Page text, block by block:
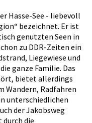
Hasse-See - liebevoll
bezeichnet. Er ist
genutzten Seen in
zu DDR-Zeiten ein
Liegewiese und
ganze Familie. Das
bietet allerdings
Wandern, Radfahren
unterschiedlichen
der Jakobsweg
die